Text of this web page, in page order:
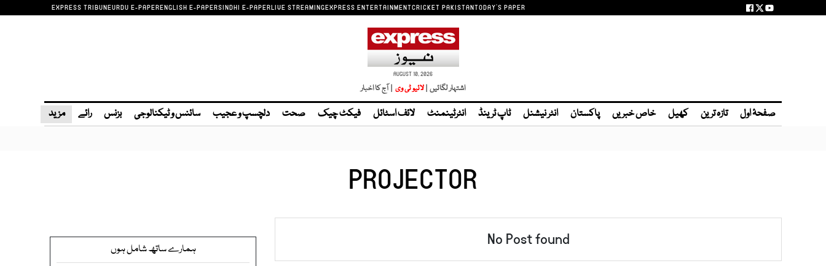
EXPRESS TRIBUNEURDU E-PAPERENGLISH E-PAPERSINDHI E-PAPERLIVE STREAMINGEXPRESS ENTERTAINMENTCRICKET PAKISTANTODAY'S PAPER
AUGUST 10, 2026
اشتہار لگائیں | | آج کا اخبار
صفحۂ اول تازہ ترین کھیل خاص خبریں پاکستان انٹر نیشنل ٹاپ ٹرینڈ انٹرٹینمنٹ لائف اسٹائل فیکٹ چیک صحت دلچسپ و عجیب سائنس و ٹیکنالوجی بزنس رائے مزید
PROJECTOR
No Post found ہمارے ساتھ شامل ہوں